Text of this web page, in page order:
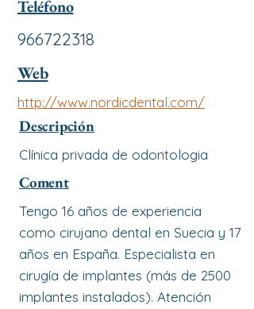
Teléfono
966722318
Web
http://www.nordicdental.com/
Descripción
Clínica privada de odontologia
Coment
Tengo 16 años de experiencia
como cirujano dental en Suecia y 17
años en España. Especialista en
cirugía de implantes (más de 2500
implantes instalados). Atención